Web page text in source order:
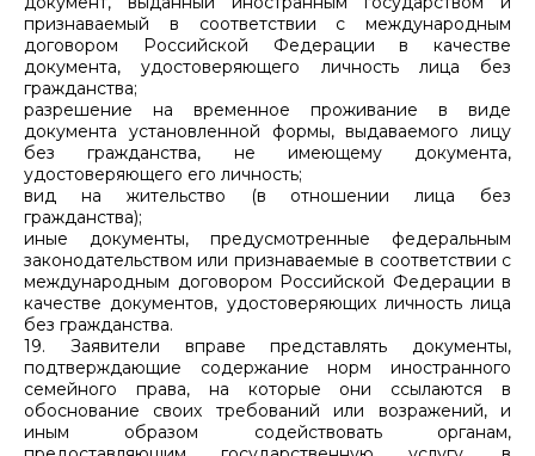
признаваемый в соответствии с международным
договором Российской Федерации в качестве
документа, удостоверяющего личность лица без
гражданства;
разрешение на временное проживание в виде
документа установленной формы, выдаваемого лицу
без гражданства, не имеющему документа,
удостоверяющего его личность;
вид на жительство (в отношении лица без
гражданства);
иные документы, предусмотренные федеральным
законодательством или признаваемые в соответствии с
международным договором Российской Федерации в
качестве документов, удостоверяющих личность лица
без гражданства.
19. Заявители вправе представлять документы,
подтверждающие содержание норм иностранного
семейного права, на которые они ссылаются в
обоснование своих требований или возражений, и
иным образом содействовать органам,